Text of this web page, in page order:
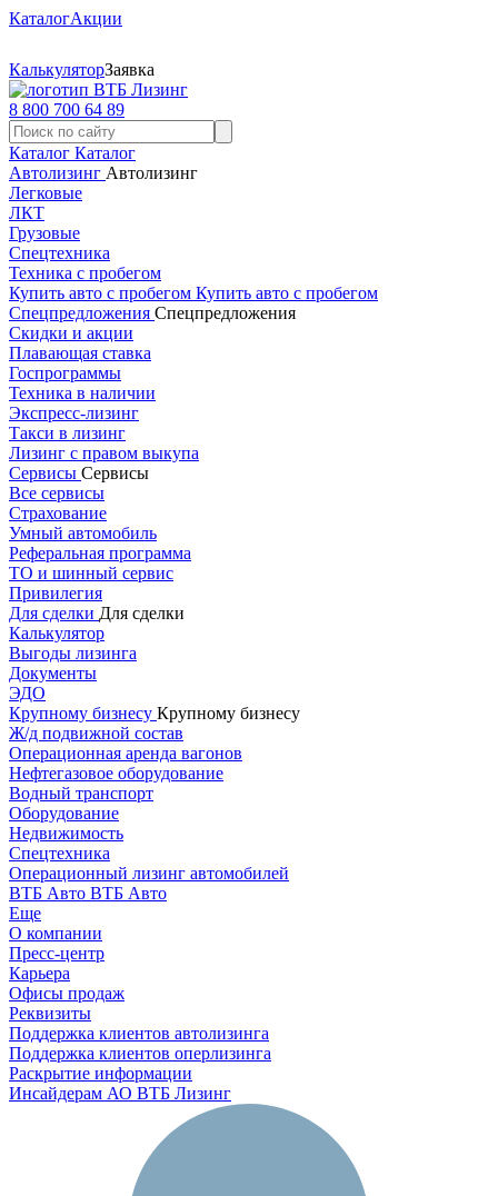
КаталогАкции
КалькуляторЗаявка
8 800 700 64 89
Каталог Каталог
Автолизинг Автолизинг
Легковые
ЛКТ
Грузовые
Спецтехника
Техника с пробегом
Купить авто с пробегом Купить авто с пробегом
Спецпредложения Спецпредложения
Скидки и акции
Плавающая ставка
Госпрограммы
Техника в наличии
Экспресс-лизинг
Такси в лизинг
Лизинг с правом выкупа
Сервисы Сервисы
Все сервисы
Страхование
Умный автомобиль
Реферальная программа
ТО и шинный сервис
Привилегия
Для сделки Для сделки
Калькулятор
Выгоды лизинга
Документы
ЭДО
Крупному бизнесу Крупному бизнесу
Ж/д подвижной состав
Операционная аренда вагонов
Нефтегазовое оборудование
Водный транспорт
Оборудование
Недвижимость
Спецтехника
Операционный лизинг автомобилей
ВТБ Авто ВТБ Авто
Еще
О компании
Пресс-центр
Карьера
Офисы продаж
Реквизиты
Поддержка клиентов автолизинга
Поддержка клиентов оперлизинга
Раскрытие информации
Инсайдерам АО ВТБ Лизинг